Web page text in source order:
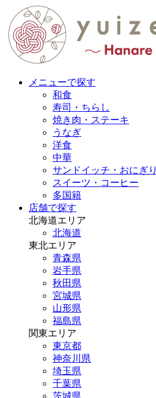
メニューで探す
和食
寿司・ちらし
焼き肉・ステーキ
うなぎ
洋食
中華
サンドイッチ・おにぎり
スイーツ・コーヒー
多国籍
店舗で探す
北海道エリア
北海道
東北エリア
青森県
岩手県
秋田県
宮城県
山形県
福島県
関東エリア
東京都
神奈川県
埼玉県
千葉県
茨城県